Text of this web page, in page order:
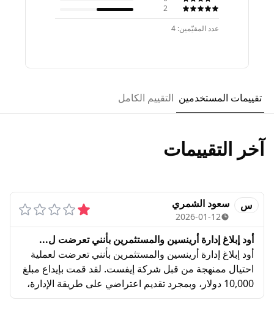
2
عدد المقيّمين: 4
تقييمات المستخدمين التقييم الكامل
آخر التقييمات
س سعود الشمري
2026-01-12
أود إبلاغ إدارة أرينسين والمستثمرين بأنني تعرضت ل...
أود إبلاغ إدارة أرينسين والمستثمرين بأنني تعرضت لعملية
احتيال ممنهجة من قبل شركة إيفست. لقد قمت بإيداع مبلغ
10,000 دولار، وبمجرد تقديم اعتراضي على طريقة الإدارة،
تم التلاعب بحسابي تقنياً وفتح صفقات عشوائية ضخمة